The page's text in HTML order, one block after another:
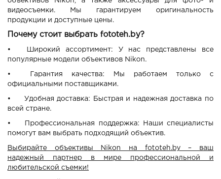
видеосъемки. Мы гарантируем оригинальность
продукции и доступные цены.
Почему стоит выбрать fototeh.by?
•
Широкий ассортимент: У нас представлены все
популярные модели объективов Nikon.
•
Гарантия качества: Мы работаем только с
официальными поставщиками.
•
Удобная доставка: Быстрая и надежная доставка по
всей стране.
•
Профессиональная поддержка: Наши специалисты
помогут вам выбрать подходящий объектив.
Выбирайте объективы Nikon на fototeh.by – ваш
надежный партнер в мире профессиональной и
любительской съемки!